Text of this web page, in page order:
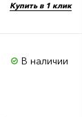
Купить в 1 клик
В наличии